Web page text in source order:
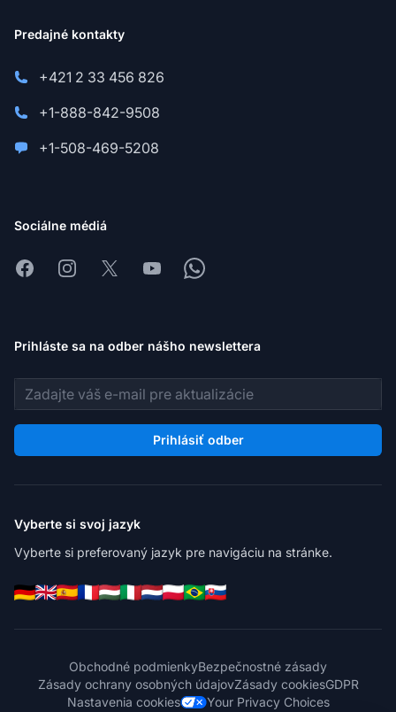
Predajné kontakty
+421 2 33 456 826
+1-888-842-9508
+1-508-469-5208
Sociálne médiá
FacebookInstagram
X YoutubeWhatsapp
Prihláste sa na odber nášho newslettera
E-mailová adresa
Prihlásiť odber
Vyberte si svoj jazyk
Vyberte si preferovaný jazyk pre navigáciu na stránke.
Obchodné podmienkyBezpečnostné zásady
Zásady ochrany osobných údajovZásady cookiesGDPR
Nastavenia cookies
Your Privacy Choices